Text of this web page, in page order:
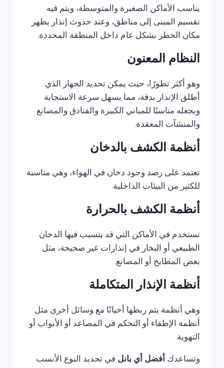
يناسب الأماكن الصغيرة والمتوسطة، ويتم فيه
تقسيم المبنى إلى مناطق، وعند حدوث إنذار يظهر
مكان الخطر بشكل عام داخل المنطقة المحددة.
النظام المعنون
وهو أكثر تطورًا، حيث يمكن تحديد الجهاز الذي
أطلق الإنذار بدقة، مما يسهل سرعة الاستجابة
ويجعله مناسبًا للمباني الكبيرة والفنادق والمصانع
والمنشآت المعقدة.
أنظمة الكشف بالدخان
تعتمد على رصد وجود دخان في الهواء، وهي مناسبة
للكثير من البيئات الداخلية.
أنظمة الكشف بالحرارة
تستخدم في الأماكن التي قد يتسبب فيها الدخان
الطبيعي أو البخار في إنذارات غير صحيحة، مثل
بعض المطابخ أو المصانع.
أنظمة الإنذار المتكاملة
وهي أنظمة يتم ربطها أحيانًا مع وسائل أخرى مثل
أنظمة الإطفاء أو التحكم في المصاعد أو الأبواب أو
التهوية.
وتساعدك أفضل أي بانل في تحديد النوع الأنسب